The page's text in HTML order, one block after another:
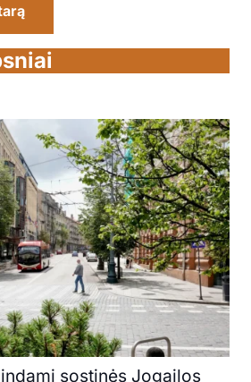
sostinės Jogailos